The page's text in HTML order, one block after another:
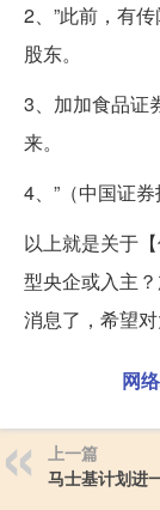
2、”此前，有
股东。
3、加加食品证
来。
4、”（中国证券
以上就是关于
型央企或入主
消息了，希望
网
上一篇
马士基计划进